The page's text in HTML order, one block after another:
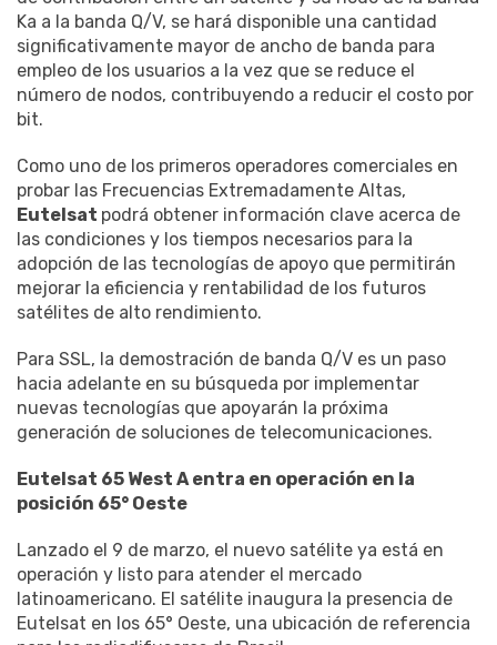
Ka a la banda Q/V, se hará disponible una cantidad
significativamente mayor de ancho de banda para
empleo de los usuarios a la vez que se reduce el
número de nodos, contribuyendo a reducir el costo por
bit.
Como uno de los primeros operadores comerciales en
probar las Frecuencias Extremadamente Altas,
Eutelsat podrá obtener información clave acerca de
las condiciones y los tiempos necesarios para la
adopción de las tecnologías de apoyo que permitirán
mejorar la eficiencia y rentabilidad de los futuros
satélites de alto rendimiento.
Para SSL, la demostración de banda Q/V es un paso
hacia adelante en su búsqueda por implementar
nuevas tecnologías que apoyarán la próxima
generación de soluciones de telecomunicaciones.
Eutelsat 65 West A entra en operación en la
posición 65° Oeste
Lanzado el 9 de marzo, el nuevo satélite ya está en
operación y listo para atender el mercado
latinoamericano. El satélite inaugura la presencia de
Eutelsat en los 65° Oeste, una ubicación de referencia